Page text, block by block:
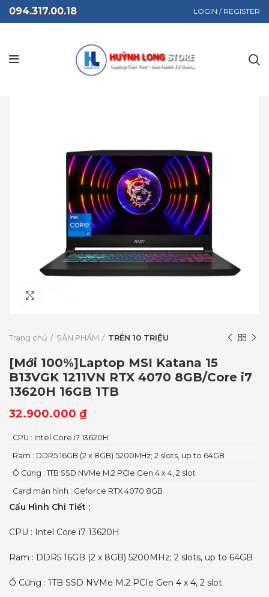
094.317.00.18 LOGIN / REGISTER
Trang chủ SẢN PHẨM TRÊN 10 TRIỆU
[Mới 100%]Laptop MSI Katana 15
B13VGK 1211VN RTX 4070 8GB/Core i7
13620H 16GB 1TB
32.900.000 ₫
CPU : Intel Core i7 13620H
Ram : DDR5 16GB (2 x 8GB) 5200MHz; 2 slots, up to 64GB
Ổ Cứng : 1TB SSD NVMe M.2 PCIe Gen 4 x 4, 2 slot
Card màn hình : Geforce RTX 4070 8GB
Cấu Hình Chi Tiết :
CPU : Intel Core i7 13620H
Ram : DDR5 16GB (2 x 8GB) 5200MHz; 2 slots, up to 64GB
Ổ Cứng : 1TB SSD NVMe M.2 PCIe Gen 4 x 4, 2 slot